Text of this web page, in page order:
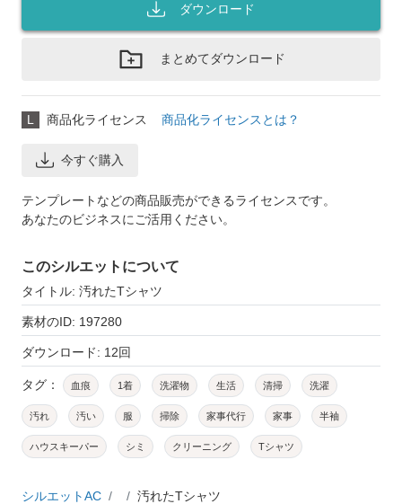
ダウンロード
まとめてダウンロード
L 商品化ライセンス 商品化ライセンスとは？
今すぐ購入
テンプレートなどの商品販売ができるライセンスです。
あなたのビジネスにご活用ください。
このシルエットについて
タイトル: 汚れたTシャツ
素材のID: 197280
ダウンロード: 12回
タグ： 血痕 1着 洗濯物 生活 清掃 洗濯
汚れ 汚い 服 掃除 家事代行 家事 半袖
ハウスキーパー シミ クリーニング Tシャツ
シルエットAC 汚れたTシャツ